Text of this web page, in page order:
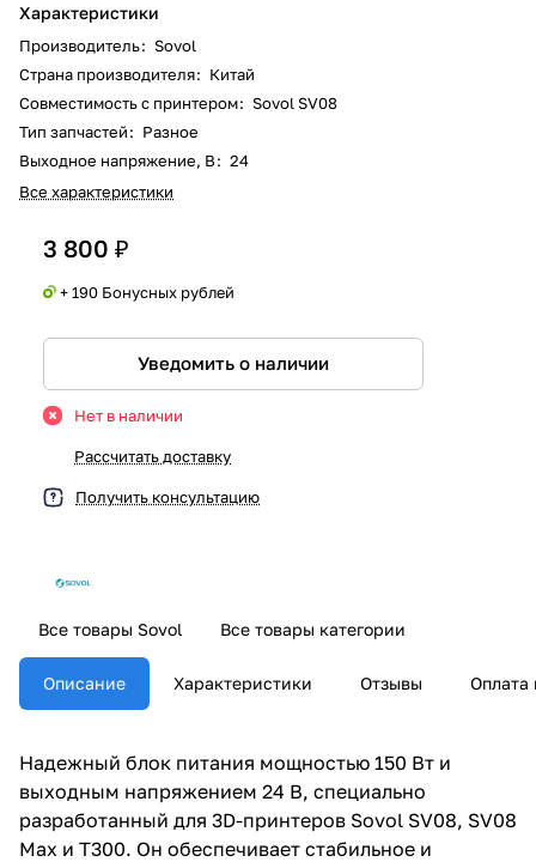
Характеристики
Производитель: Sovol
Страна производителя: Китай
Совместимость с принтером: Sovol SV08
Тип запчастей: Разное
Выходное напряжение, В: 24
Все характеристики
3 800 ₽
+ 190 Бонусных рублей
Уведомить о наличии
Нет в наличии
Рассчитать доставку
Получить консультацию
Все товары Sovol Все товары категории
Описание Характеристики Отзывы Оплата
Надежный блок питания мощностью 150 Вт и
выходным напряжением 24 В, специально
разработанный для 3D-принтеров Sovol SV08, SV08
Max и T300. Он обеспечивает стабильное и